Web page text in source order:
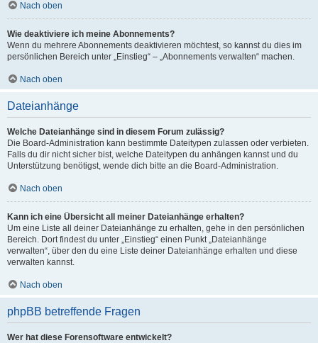
Nach oben
Wie deaktiviere ich meine Abonnements?
Wenn du mehrere Abonnements deaktivieren möchtest, so kannst du dies im
persönlichen Bereich unter „Einstieg“ – „Abonnements verwalten“ machen.
Nach oben
Dateianhänge
Welche Dateianhänge sind in diesem Forum zulässig?
Die Board-Administration kann bestimmte Dateitypen zulassen oder verbieten.
Falls du dir nicht sicher bist, welche Dateitypen du anhängen kannst und du
Unterstützung benötigst, wende dich bitte an die Board-Administration.
Nach oben
Kann ich eine Übersicht all meiner Dateianhänge erhalten?
Um eine Liste all deiner Dateianhänge zu erhalten, gehe in den persönlichen
Bereich. Dort findest du unter „Einstieg“ einen Punkt „Dateianhänge
verwalten“, über den du eine Liste deiner Dateianhänge erhalten und diese
verwalten kannst.
Nach oben
phpBB betreffende Fragen
Wer hat diese Forensoftware entwickelt?